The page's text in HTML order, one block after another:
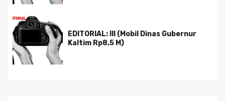
EDITORIAL: III (Mobil Dinas Gubernur
Kaltim Rp8,5 M)